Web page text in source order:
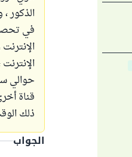
حوالي
قناة
ذلك
الجواب